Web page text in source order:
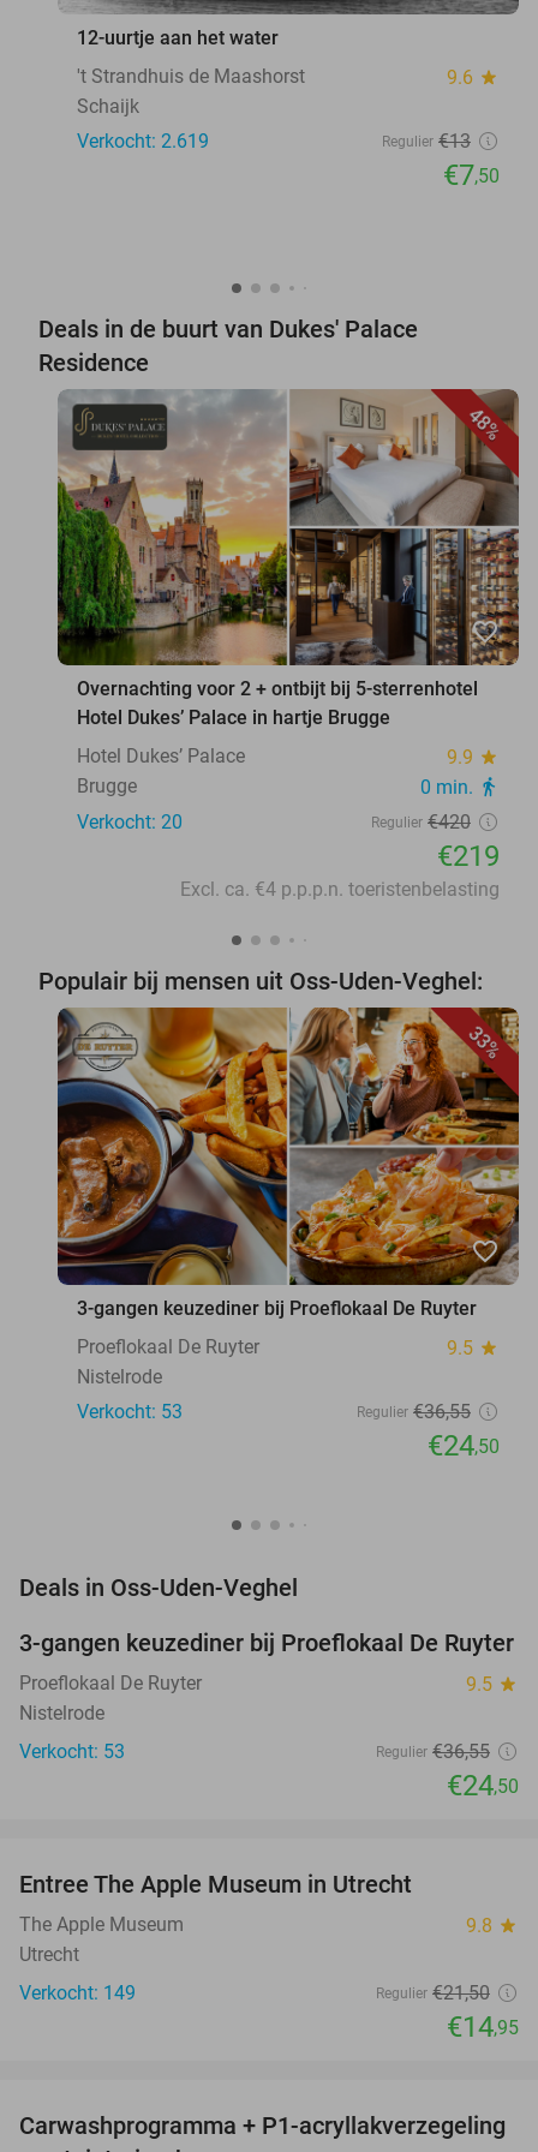
12-uurtje aan het water
't Strandhuis de Maashorst
9.6 star
Schaijk
Verkocht: 2.619
Regulier €13
€7,50
Deals in de buurt van Dukes' Palace
Residence
48%
favorite_border
Overnachting voor 2 + ontbijt bij 5-sterrenhotel
Hotel Dukes’ Palace in hartje Brugge
Hotel Dukes’ Palace
9.9 star
Brugge 0 min. directions_walk
Verkocht: 20 Regulier €420
€219
Excl. ca. €4 p.p.p.n. toeristenbelasting
Populair bij mensen uit Oss-Uden-Veghel:
33%
favorite_border
3-gangen keuzediner bij Proeflokaal De Ruyter
Proeflokaal De Ruyter
9.5 star
Nistelrode
Verkocht: 53
Regulier €36,55
€24,50
Deals in Oss-Uden-Veghel
33%
3-gangen keuzediner bij Proeflokaal De Ruyter
Proeflokaal De Ruyter 9.5 star
Nistelrode
Verkocht: 53
Regulier €36,55
€24,50
TODAY
Entree The Apple Museum in Utrecht
The Apple Museum 9.8 star
Utrecht
Verkocht: 149
Regulier €21,50
€14,95
39%
Carwashprogramma + P1-acryllakverzegeling